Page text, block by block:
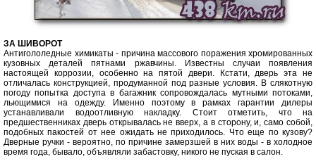
ЗА ШИВОРОТ
Антигололедные химикаты - причина массового поражения хромированных
кузовных деталей пятнами ржавчины. Известны случаи появления
настоящей коррозии, особенно на пятой двери. Кстати, дверь эта не
отличалась конструкцией, продуманной под разные условия. В слякотную
погоду попытка доступа в багажник сопровождалась мутными потоками,
льющимися на одежду. Именно поэтому в рамках гарантии дилеры
устанавливали водоотливную накладку. Стоит отметить, что на
предшественниках дверь открывалась не вверх, а в сторону, и, само собой,
подобных пакостей от нее ожидать не приходилось. Что еще по кузову?
Дверные ручки - вероятно, по причине замерзшей в них воды - в холодное
время года, бывало, объявляли забастовку, никого не пуская в салон.